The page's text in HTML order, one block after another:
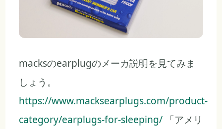
macksのearplugのメーカ説明を見てみま
しょう。
https://www.macksearplugs.com/product-
category/earplugs-for-sleeping/ 「アメリ